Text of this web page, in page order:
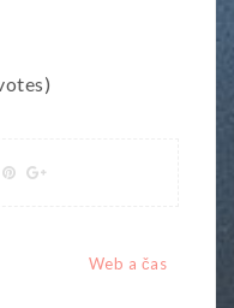
Web a čas